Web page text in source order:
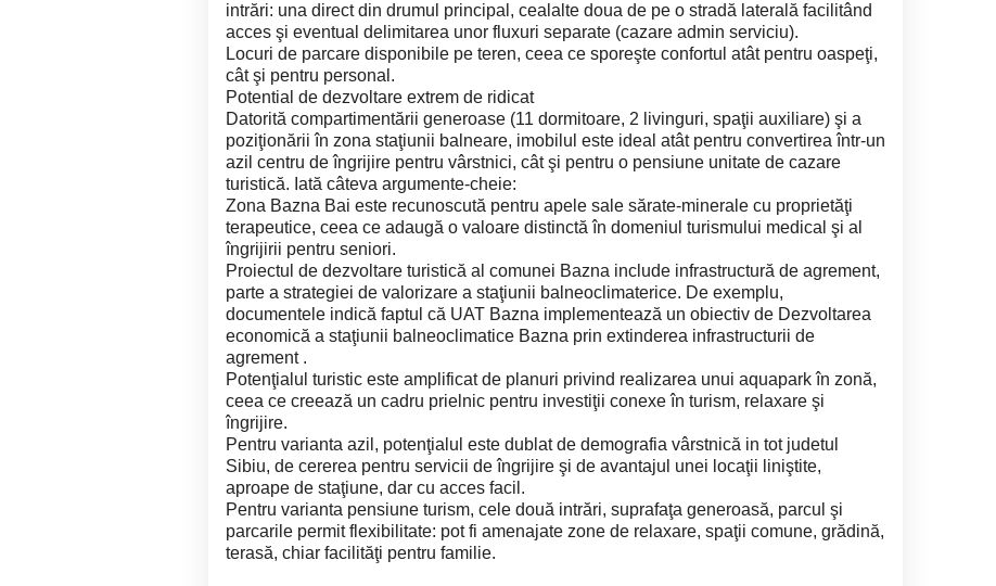
intrări: una direct din drumul principal, cealalte doua de pe o stradă laterală facilitând
acces şi eventual delimitarea unor fluxuri separate (cazare admin serviciu).
Locuri de parcare disponibile pe teren, ceea ce sporeşte confortul atât pentru oaspeţi,
cât şi pentru personal.
Potential de dezvoltare extrem de ridicat
Datorită compartimentării generoase (11 dormitoare, 2 livinguri, spaţii auxiliare) şi a
poziţionării în zona staţiunii balneare, imobilul este ideal atât pentru convertirea într-un
azil centru de îngrijire pentru vârstnici, cât şi pentru o pensiune unitate de cazare
turistică. Iată câteva argumente-cheie:
Zona Bazna Bai este recunoscută pentru apele sale sărate-minerale cu proprietăţi
terapeutice, ceea ce adaugă o valoare distinctă în domeniul turismului medical şi al
îngrijirii pentru seniori.
Proiectul de dezvoltare turistică al comunei Bazna include infrastructură de agrement,
parte a strategiei de valorizare a staţiunii balneoclimaterice. De exemplu,
documentele indică faptul că UAT Bazna implementează un obiectiv de Dezvoltarea
economică a staţiunii balneoclimatice Bazna prin extinderea infrastructurii de
agrement .
Potenţialul turistic este amplificat de planuri privind realizarea unui aquapark în zonă,
ceea ce creează un cadru prielnic pentru investiţii conexe în turism, relaxare şi
îngrijire.
Pentru varianta azil, potenţialul este dublat de demografia vârstnică in tot judetul
Sibiu, de cererea pentru servicii de îngrijire şi de avantajul unei locaţii liniştite,
aproape de staţiune, dar cu acces facil.
Pentru varianta pensiune turism, cele două intrări, suprafaţa generoasă, parcul şi
parcarile permit flexibilitate: pot fi amenajate zone de relaxare, spaţii comune, grădină,
terasă, chiar facilităţi pentru familie.